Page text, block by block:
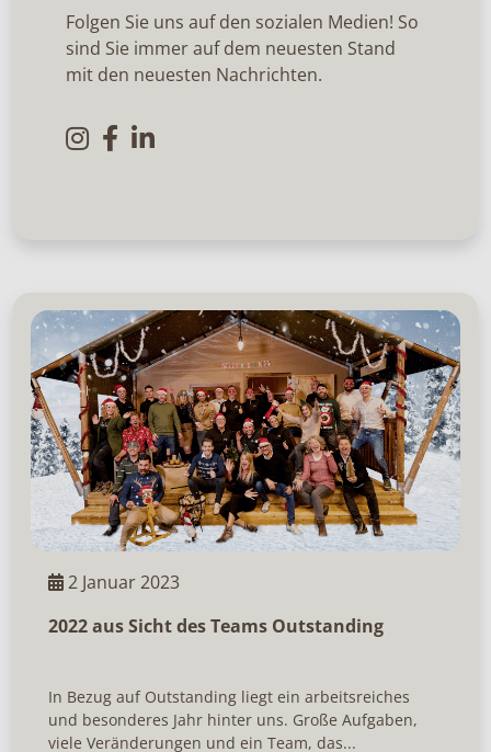
Folgen Sie uns auf den sozialen Medien! So
sind Sie immer auf dem neuesten Stand
mit den neuesten Nachrichten.
2 Januar 2023
2022 aus Sicht des Teams Outstanding
In Bezug auf Outstanding liegt ein arbeitsreiches
und besonderes Jahr hinter uns. Große Aufgaben,
viele Veränderungen und ein Team, das...